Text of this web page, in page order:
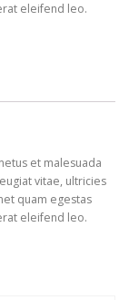
eleifend leo.
et malesuada
vitae, ultricies
quam egestas
eleifend leo.